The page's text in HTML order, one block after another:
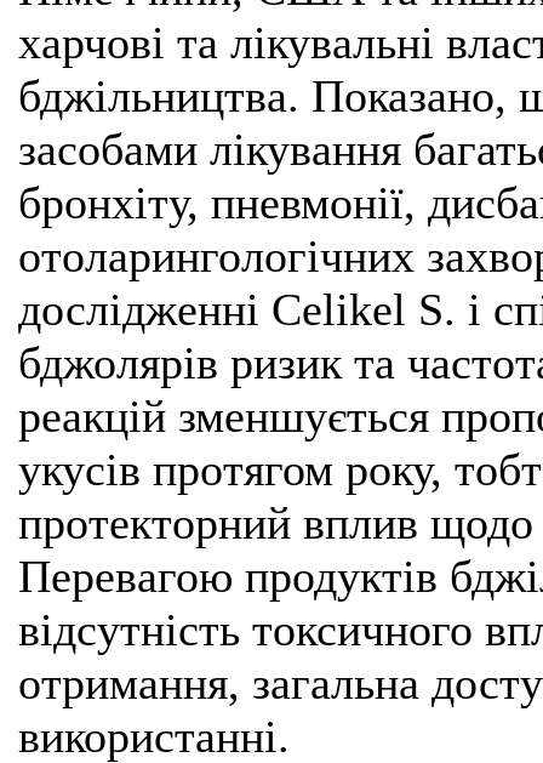
харчові та лікувальні
бджільництва. Показано,
засобами лікування
бронхіту, пневмонії,
отоларингологічних
дослідженні Celikel S. і
бджолярів ризик та
реакцій зменшується
укусів протягом року,
протекторний вплив щодо
Перевагою продуктів
відсутність токсичного
отримання, загальна
використанні.